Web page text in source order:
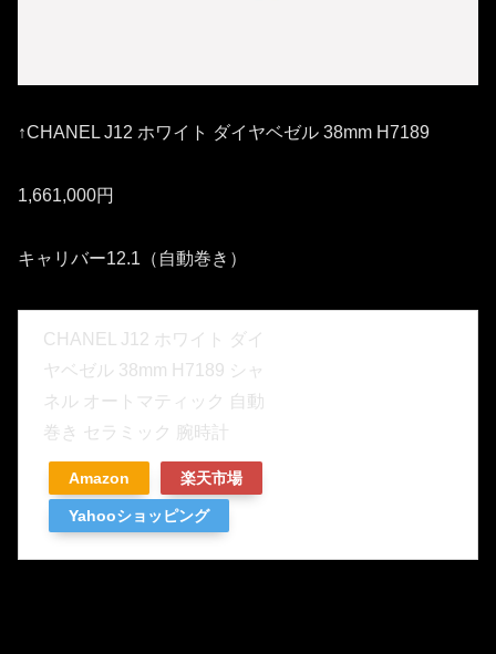
↑CHANEL J12 ホワイト ダイヤベゼル 38mm H7189
1,661,000円
キャリバー12.1（自動巻き）
CHANEL J12 ホワイト ダイ
ヤベゼル 38mm H7189 シャ
ネル オートマティック 自動
巻き セラミック 腕時計
Amazon 楽天市場
Yahooショッピング